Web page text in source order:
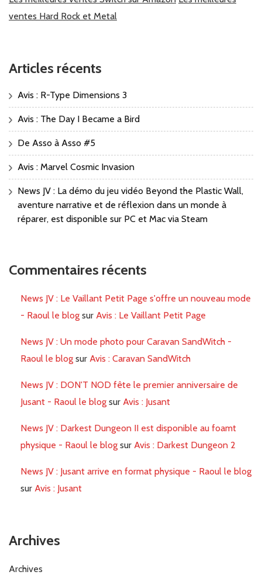
ventes Hard Rock et Metal
Articles récents
Avis : R-Type Dimensions 3
Avis : The Day I Became a Bird
De Asso à Asso #5
Avis : Marvel Cosmic Invasion
News JV : La démo du jeu vidéo Beyond the Plastic Wall,
aventure narrative et de réflexion dans un monde à
réparer, est disponible sur PC et Mac via Steam
Commentaires récents
News JV : Le Vaillant Petit Page s'offre un nouveau mode
- Raoul le blog sur Avis : Le Vaillant Petit Page
News JV : Un mode photo pour Caravan SandWitch -
Raoul le blog sur Avis : Caravan SandWitch
News JV : DON'T NOD fête le premier anniversaire de
Jusant - Raoul le blog sur Avis : Jusant
News JV : Darkest Dungeon II est disponible au foamt
physique - Raoul le blog sur Avis : Darkest Dungeon 2
News JV : Jusant arrive en format physique - Raoul le blog
sur Avis : Jusant
Archives
Archives